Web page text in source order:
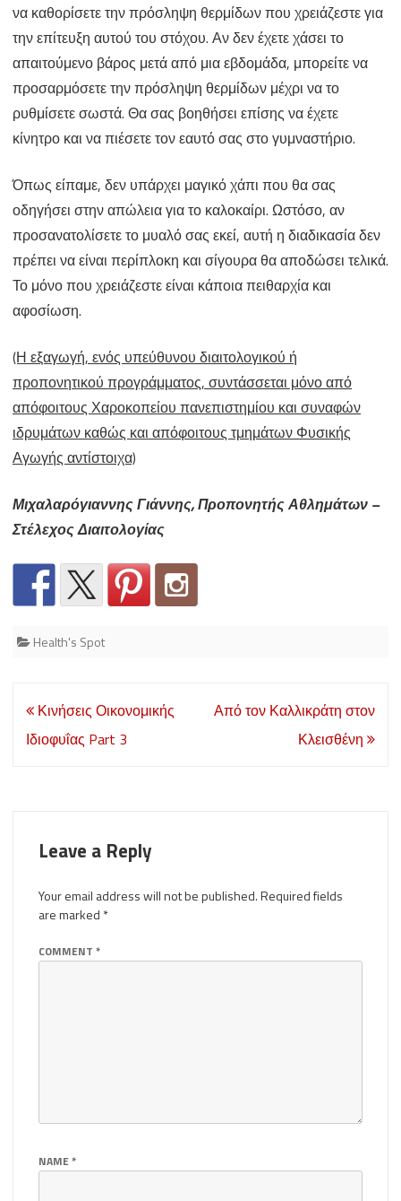
να καθορίσετε την πρόσληψη θερμίδων που χρειάζεστε για
την επίτευξη αυτού του στόχου. Αν δεν έχετε χάσει το
απαιτούμενο βάρος μετά από μια εβδομάδα, μπορείτε να
προσαρμόσετε την πρόσληψη θερμίδων μέχρι να το
ρυθμίσετε σωστά. Θα σας βοηθήσει επίσης να έχετε
κίνητρο και να πιέσετε τον εαυτό σας στο γυμναστήριο.
Όπως είπαμε, δεν υπάρχει μαγικό χάπι που θα σας
οδηγήσει στην απώλεια για το καλοκαίρι. Ωστόσο, αν
προσανατολίσετε το μυαλό σας εκεί, αυτή η διαδικασία δεν
πρέπει να είναι περίπλοκη και σίγουρα θα αποδώσει τελικά.
Το μόνο που χρειάζεστε είναι κάποια πειθαρχία και
αφοσίωση.
(Η εξαγωγή, ενός υπεύθυνου διαιτολογικού ή
προπονητικού προγράμματος, συντάσσεται μόνο από
απόφοιτους Χαροκοπείου πανεπιστημίου και συναφών
ιδρυμάτων καθώς και απόφοιτους τμημάτων Φυσικής
Αγωγής αντίστοιχα)
Μιχαλαρόγιαννης Γιάννης, Προπονητής Αθλημάτων –
Στέλεχος Διαιτολογίας
Health's Spot
Post
navigation
Κινήσεις Οικονομικής
Ιδιοφυΐας Part 3
Από τον Καλλικράτη στον
Κλεισθένη
Leave a Reply
Your email address will not be published.Required fields
are marked *
COMMENT *
NAME*